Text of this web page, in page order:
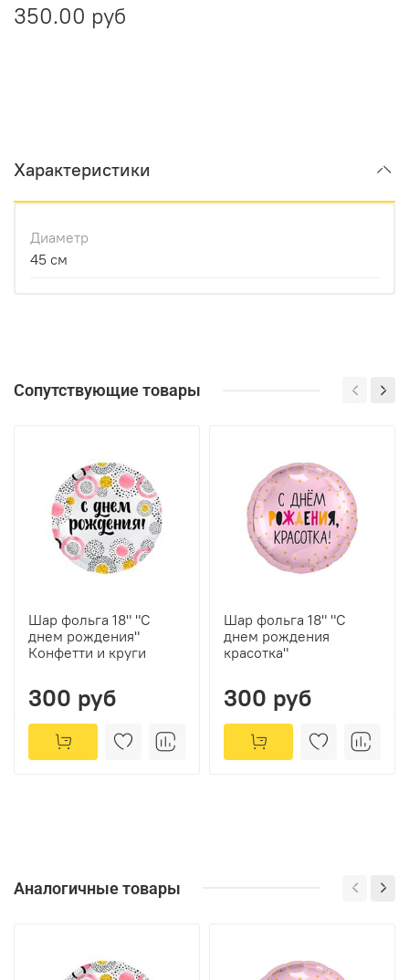
350.00 руб
Характеристики
Диаметр
45 см
Сопутствующие товары
Шар фольга 18" "С
днем рождения"
Конфетти и круги
300 руб
Шар фольга 18" "С
днем рождения
красотка"
300 руб
Аналогичные товары